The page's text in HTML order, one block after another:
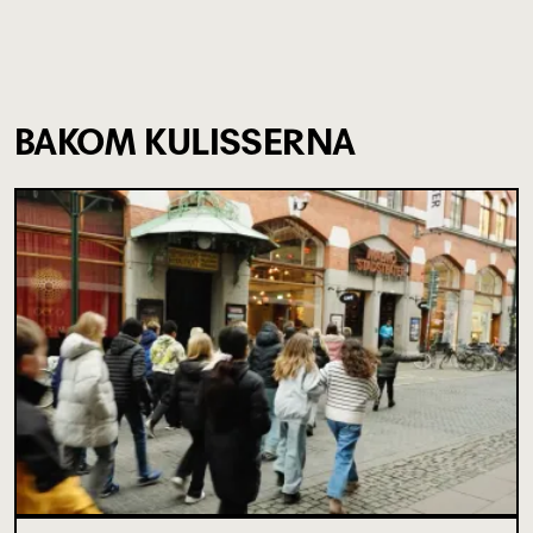
BAKOM KULISSERNA